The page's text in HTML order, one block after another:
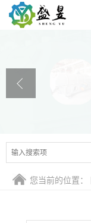
公司介绍
公司动态
证书荣誉
联系方式
您当前的位置：